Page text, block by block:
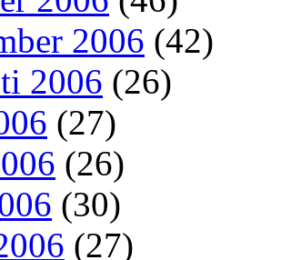
2006 (42)
2006 (26)
(27)
(26)
(30)
(27)